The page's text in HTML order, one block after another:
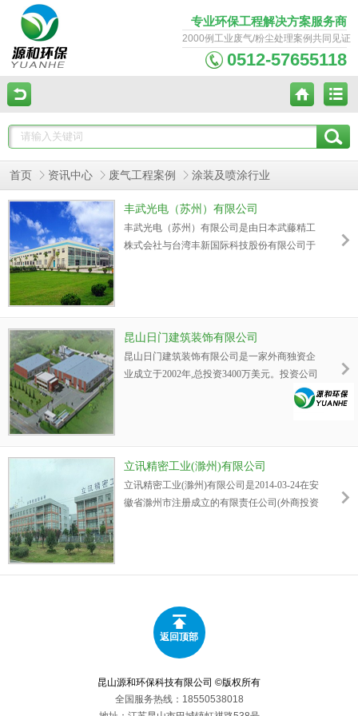
专业环保工程解决方案服务商
2000例工业废气/粉尘处理案例共同见证
0512-57655118
首页 资讯中心 废气工程案例 涂装及喷涂行业
丰武光电（苏州）有限公司
丰武光电（苏州）有限公司是由日本武藤精工
株式会社与台湾丰新国际科技股份有限公司于
旨，建立了模具设计、模具制造、成形、涂
装、印刷、车载、家电装配的一条龙生产体
系，并对各个生产环节进行严格的检查和评
判。在全面追求高品质、高精度、高性能的塑
料制品的同时，始终把保护地球环境作为自己
的使命。丰武光电立志成为塑料加工业的排头
昆山日门建筑装饰有限公司
昆山日门建筑装饰有限公司是一家外商独资企
业成立于2002年,总投资3400万美元。投资公司
NIHON FLUSH CO.,LTD.位于日本德岛。作为
日本专业门厂，有50年专业制造历史,是日本上
立讯精密工业(滁州)有限公司
立讯精密工业(滁州)有限公司是2014-03-24在安
徽省滁州市注册成立的有限责任公司(外商投资
返回顶部
昆山源和环保科技有限公司 ©版权所有
全国服务热线：18550538018